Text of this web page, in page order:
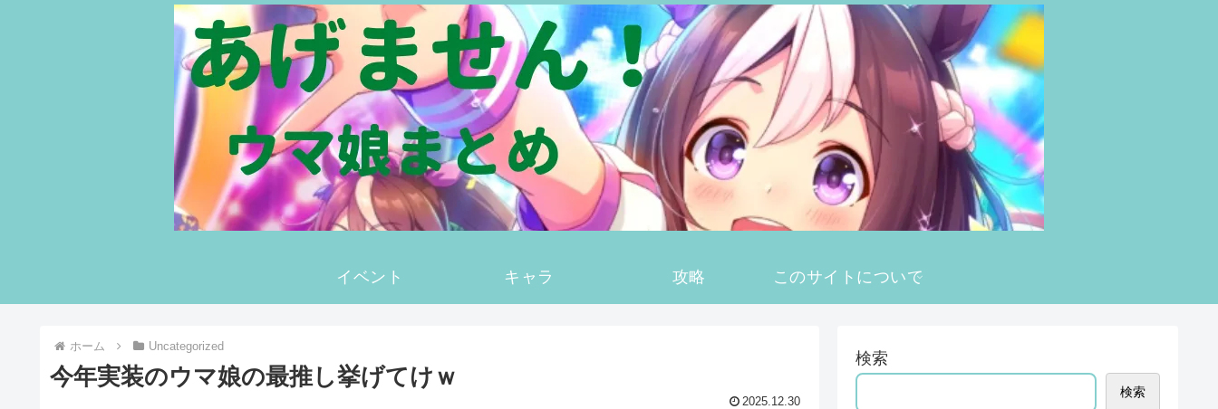
イベント キャラ 攻略 このサイトについて
ホーム Uncategorized
今年実装のウマ娘の最推し挙げてけｗ
2025.12.30
検索
検索